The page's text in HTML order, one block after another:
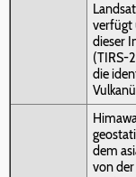
verfügt
dieser
(TIRS-
die
dem
von